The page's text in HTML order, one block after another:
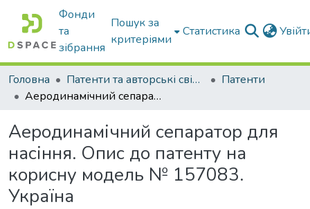
Фонди
та
зібрання
Пошук за
критеріями
Статистика
Головна Патенти та авторські свідоцтва
Патенти
Аеродинамічний сепаратор для насіння. Опис до патенту на корисну модель № 157083. Україна
Аеродинамічний сепаратор для
насіння. Опис до патенту на
корисну модель № 157083.
Україна